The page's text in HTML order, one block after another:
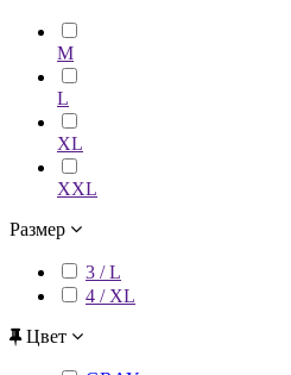
M
L
XL
XXL
Размер
3 / L
4 / XL
Цвет